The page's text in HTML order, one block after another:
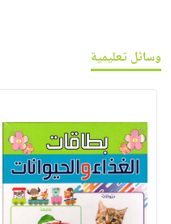
وسائل تعليمية